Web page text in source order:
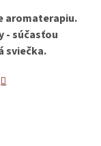
aromaterapiu.
- súčasťou
sviečka.